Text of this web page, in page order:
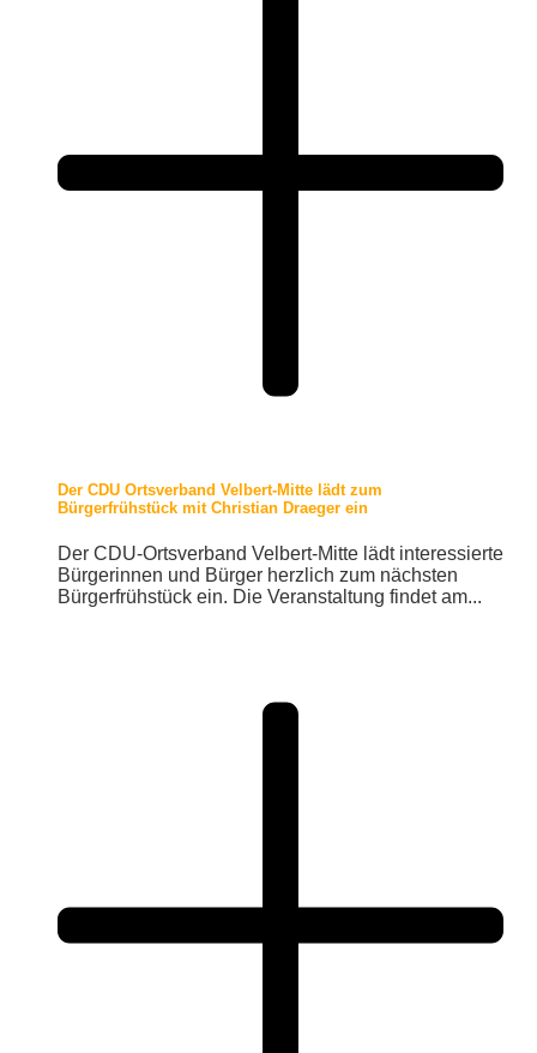
Der CDU Ortsverband Velbert-Mitte lädt zum
Bürgerfrühstück mit Christian Draeger ein
Der CDU-Ortsverband Velbert-Mitte lädt interessierte
Bürgerinnen und Bürger herzlich zum nächsten
Bürgerfrühstück ein. Die Veranstaltung findet am...